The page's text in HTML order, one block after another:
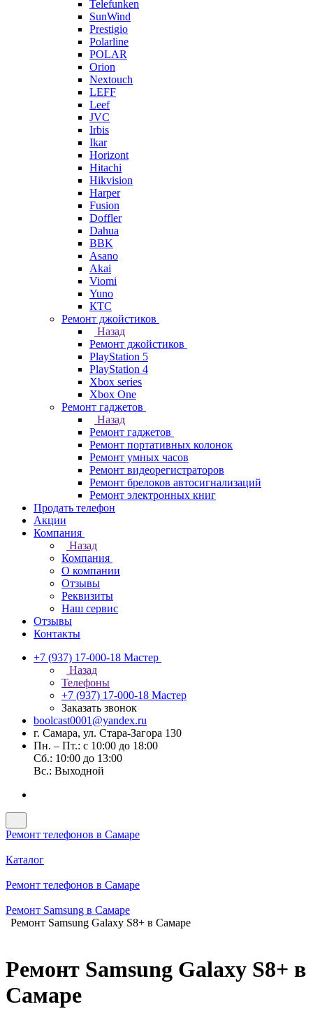
Telefunken
SunWind
Prestigio
Polarline
POLAR
Orion
Nextouch
LEFF
Leef
JVC
Irbis
Ikar
Horizont
Hitachi
Hikvision
Harper
Fusion
Doffler
Dahua
BBK
Asano
Akai
Viomi
Yuno
КТС
Ремонт джойстиков
Назад
Ремонт джойстиков
PlayStation 5
PlayStation 4
Xbox series
Xbox One
Ремонт гаджетов
Назад
Ремонт гаджетов
Ремонт портативных колонок
Ремонт умных часов
Ремонт видеорегистраторов
Ремонт брелоков автосигнализаций
Ремонт электронных книг
Продать телефон
Акции
Компания
Назад
Компания
О компании
Отзывы
Реквизиты
Наш сервис
Отзывы
Контакты
+7 (937) 17-000-18 Мастер
Назад
Телефоны
+7 (937) 17-000-18 Мастер
Заказать звонок
boolcast0001@yandex.ru
г. Самара, ул. Стара-Загора 130
Пн. – Пт.: с 10:00 до 18:00
Сб.: 10:00 до 13:00
Вс.: Выходной
Ремонт телефонов в Самаре
Каталог
Ремонт телефонов в Самаре
Ремонт Samsung в Самаре
Ремонт Samsung Galaxy S8+ в Самаре
Ремонт Samsung Galaxy S8+ в
Самаре